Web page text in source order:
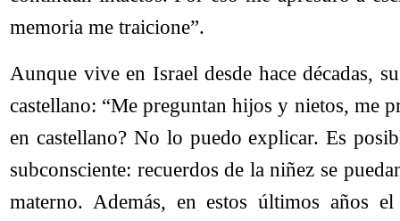
memoria me traicione”.
Aunque vive en Israel desde hace décadas,
castellano: “Me preguntan hijos y nietos, me
en castellano? No lo puedo explicar. Es
subconsciente: recuerdos de la niñez se
materno. Además, en estos últimos años